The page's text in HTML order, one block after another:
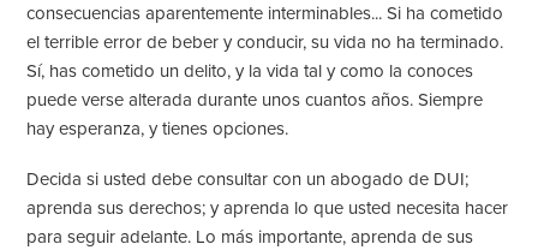
consecuencias aparentemente interminables... Si ha cometido
el terrible error de beber y conducir, su vida no ha terminado.
Sí, has cometido un delito, y la vida tal y como la conoces
puede verse alterada durante unos cuantos años. Siempre
hay esperanza, y tienes opciones.
Decida si usted debe consultar con un abogado de DUI;
aprenda sus derechos; y aprenda lo que usted necesita hacer
para seguir adelante. Lo más importante, aprenda de sus